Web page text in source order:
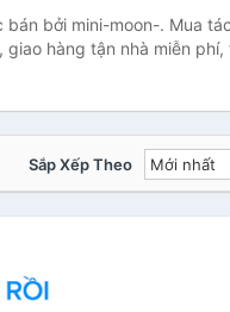
bởi mini-moon-. Mua
hàng tận nhà miễn phí,
Sắp Xếp Theo